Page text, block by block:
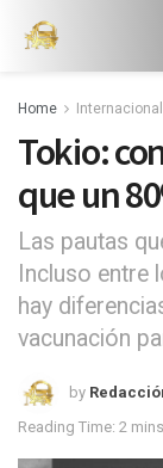
Home Internacional
Tokio:
que un
Las pautas
Incluso
hay
vacunación
by
Reading Time: 2